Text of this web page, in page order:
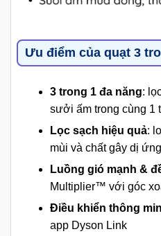
Ưu điểm của quạt 3
3 trong 1 đa năng:
sưởi ấm trong cùng 1
Lọc sạch hiệu quả:
mùi và chất gây dị ứng
Luồng gió mạnh &
Multiplier™ với góc
Điều khiển thông
app Dyson Link